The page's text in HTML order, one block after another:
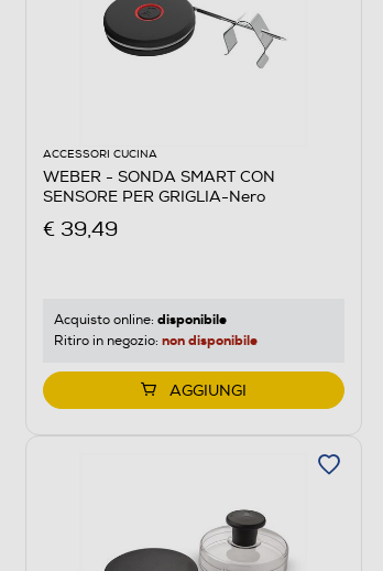
ACCESSORI CUCINA
WEBER - SONDA SMART CON
SENSORE PER GRIGLIA-Nero
€ 39,49
Acquisto online: disponibile
Ritiro in negozio: non disponibile
AGGIUNGI